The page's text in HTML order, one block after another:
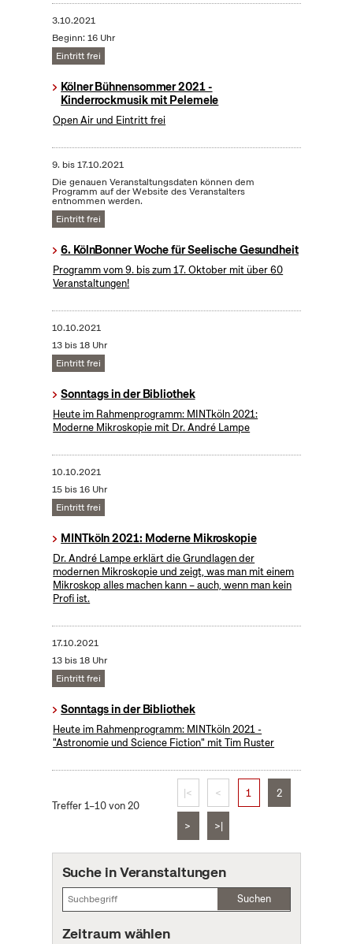
3.10.2021
Beginn: 16 Uhr
Eintritt frei
Kölner Bühnensommer 2021 -
Kinderrockmusik mit Pelemele
Open Air und Eintritt frei
9. bis17.10.2021
Die genauen Veranstaltungsdaten können dem
Programm auf der Website des Veranstalters
entnommen werden.
Eintritt frei
6. KölnBonner Woche für Seelische Gesundheit
Programm vom 9. bis zum 17. Oktober mit über 60
Veranstaltungen!
10.10.2021
13 bis 18 Uhr
Eintritt frei
Sonntags in der Bibliothek
Heute im Rahmenprogramm: MINTköln 2021:
Moderne Mikroskopie mit Dr. André Lampe
10.10.2021
15 bis 16 Uhr
Eintritt frei
MINTköln 2021: Moderne Mikroskopie
Dr. André Lampe erklärt die Grundlagen der
modernen Mikroskopie und zeigt, was man mit einem
Mikroskop alles machen kann – auch, wenn man kein
Profi ist.
17.10.2021
13 bis 18 Uhr
Eintritt frei
Sonntags in der Bibliothek
Heute im Rahmenprogramm: MINTköln 2021 -
"Astronomie und Science Fiction" mit Tim Ruster
Treffer 1–10 von 20
|< < 1 2
> >|
Suche in Veranstaltungen
Suchen
Zeitraum wählen